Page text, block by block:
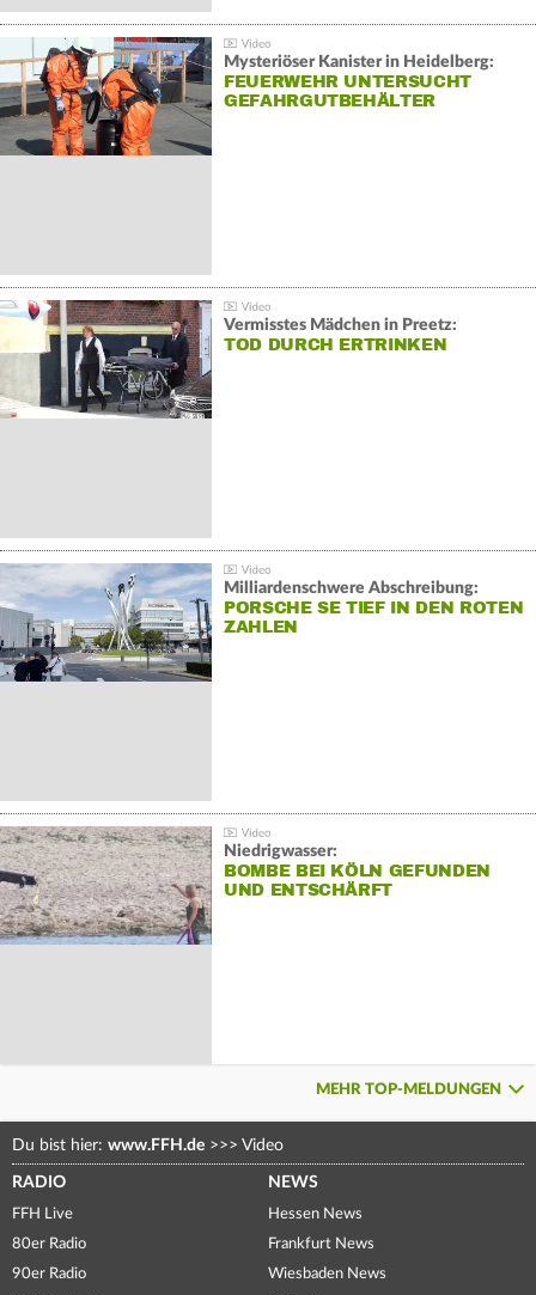
Mysteriöser Kanister in Heidelberg:
FEUERWEHR UNTERSUCHT
GEFAHRGUTBEHÄLTER
Vermisstes Mädchen in Preetz:
TOD DURCH ERTRINKEN
Milliardenschwere Abschreibung:
PORSCHE SE TIEF IN DEN ROTEN
ZAHLEN
Niedrigwasser:
BOMBE BEI KÖLN GEFUNDEN
UND ENTSCHÄRFT
MEHR TOP-MELDUNGEN
Du bist hier: www.FFH.de >>> Video
RADIO
FFH Live
80er Radio
90er Radio
NEWS
Hessen News
Frankfurt News
Wiesbaden News